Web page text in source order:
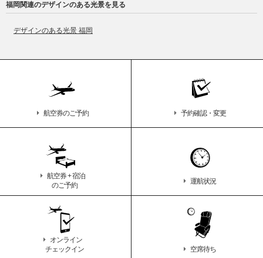
福岡関連のデザインのある光景を見る
デザインのある光景 福岡
航空券のご予約 予約確認・変更
航空券 + 宿泊
のご予約
運航状況
オンライン
チェックイン
空席待ち